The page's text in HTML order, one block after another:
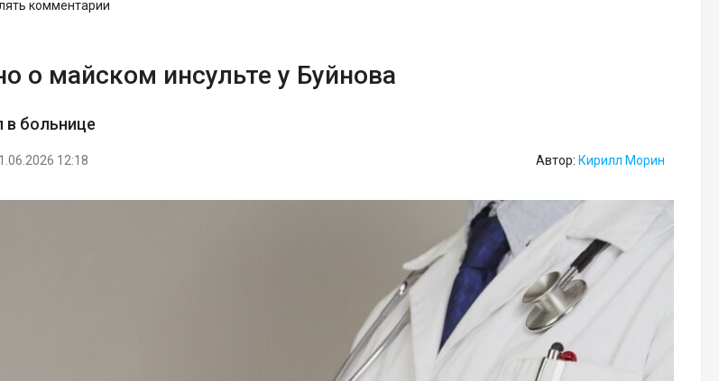
комментарии
о майском инсульте у Буйнова
в больнице
12:18 Автор: Кирилл Морин